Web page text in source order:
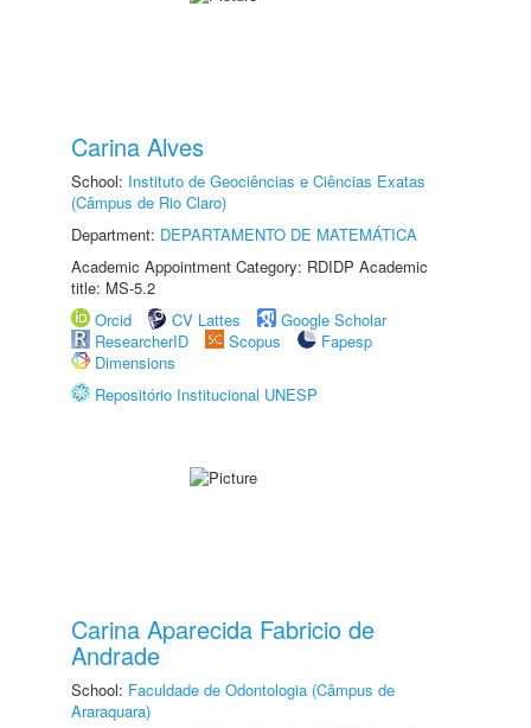
Carina Alves
School: Instituto de Geociências e Ciências Exatas
(Câmpus de Rio Claro)
Department: DEPARTAMENTO DE MATEMÁTICA
Academic Appointment Category: RDIDP Academic
title: MS-5.2
Orcid
CV Lattes
Google Scholar
ResearcherID
Scopus
Fapesp
Dimensions
Repositório Institucional UNESP
Carina Aparecida Fabricio de
Andrade
School: Faculdade de Odontologia (Câmpus de
Araraquara)